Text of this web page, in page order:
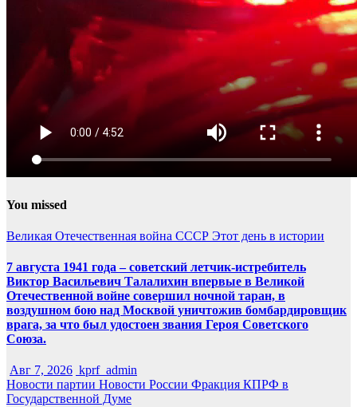
You missed
Великая Отечественная война СССР Этот день в истории
7 августа 1941 года – советский летчик-истребитель
Виктор Васильевич Талалихин впервые в Великой
Отечественной войне совершил ночной таран, в
воздушном бою над Москвой уничтожив бомбардировщик
врага, за что был удостоен звания Героя Советского
Союза.
Авг 7, 2026 kprf_admin
Новости партии Новости России Фракция КПРФ в
Государственной Думе